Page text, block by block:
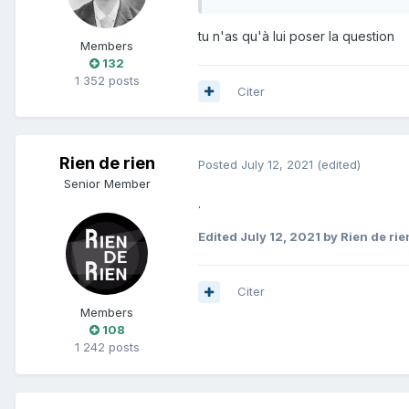
Members
132
1 352 posts
tu n'as qu'à lui poser la question
Citer
Rien de rien
Senior Member
Members
108
1 242 posts
Posted July 12, 2021 (edited)
.
Edited July 12, 2021 by Rien de
Citer